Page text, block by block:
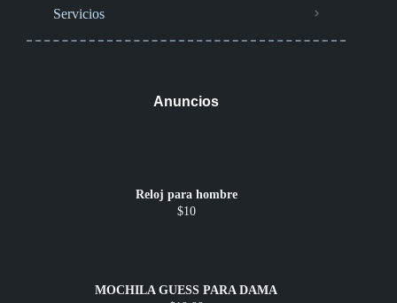
Servicios
Anuncios
Reloj para hombre
$10
MOCHILA GUESS PARA DAMA